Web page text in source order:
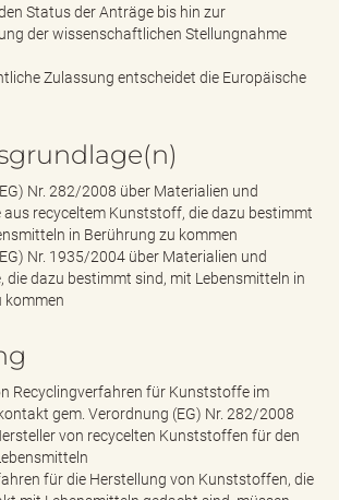
Status der Anträge bis hin zur
der wissenschaftlichen Stellungnahme
Zulassung entscheidet die Europäische
Nr. 282/2008 über Materialien und
aus recyceltem Kunststoff, die dazu bestimmt
in Berührung zu kommen
Nr. 1935/2004 über Materialien und
die dazu bestimmt sind, mit Lebensmitteln in
kommen
Recyclingverfahren für Kunststoffe im
gem. Verordnung (EG) Nr. 282/2008
von recycelten Kunststoffen für den
für die Herstellung von Kunststoffen, die